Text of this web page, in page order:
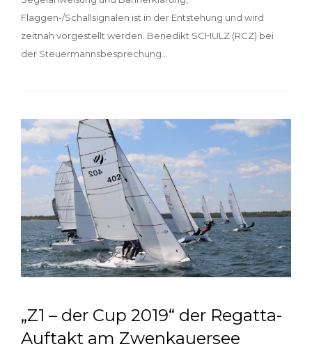
Flaggen-/Schallsignalen ist in der Entstehung und wird
zeitnah vorgestellt werden. Benedikt SCHULZ (RCZ) bei
der Steuermannsbesprechung…
„Z1 – der Cup 2019“ der Regatta-
Auftakt am Zwenkauersee